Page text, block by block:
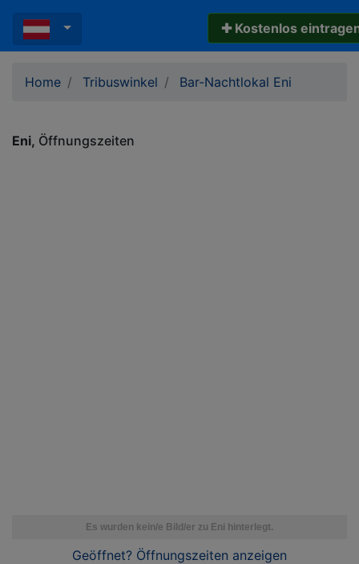
✚ Kostenlos
Home Tribuswinkel Bar-Nachtlokal Eni
Eni Öffnungszeiten
Geöffnet? Öffnungszeiten anzeigen